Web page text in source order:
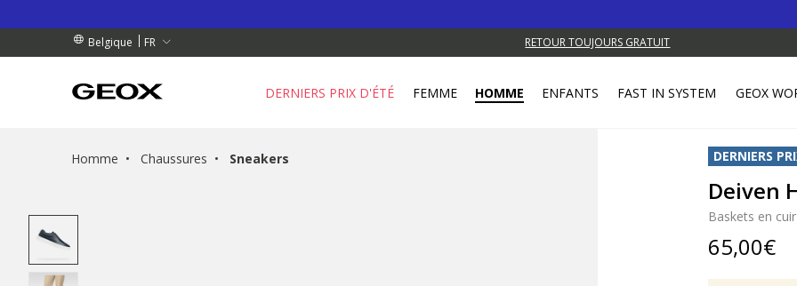
Belgique FR
DE PLUS DE 99.00 € RETOUR TOUJOURS GRATUIT
PROCHE DE CHEZ VOUS.
DE PLUS DE 99.00 €
DERNIERS PRIX D'ÉTÉ FEMME HOMME ENFANTS FAST IN SYSTEM GEOX
Homme Chaussures Sneakers DERNIERS
Deiven
Baskets en cuir
65,00€